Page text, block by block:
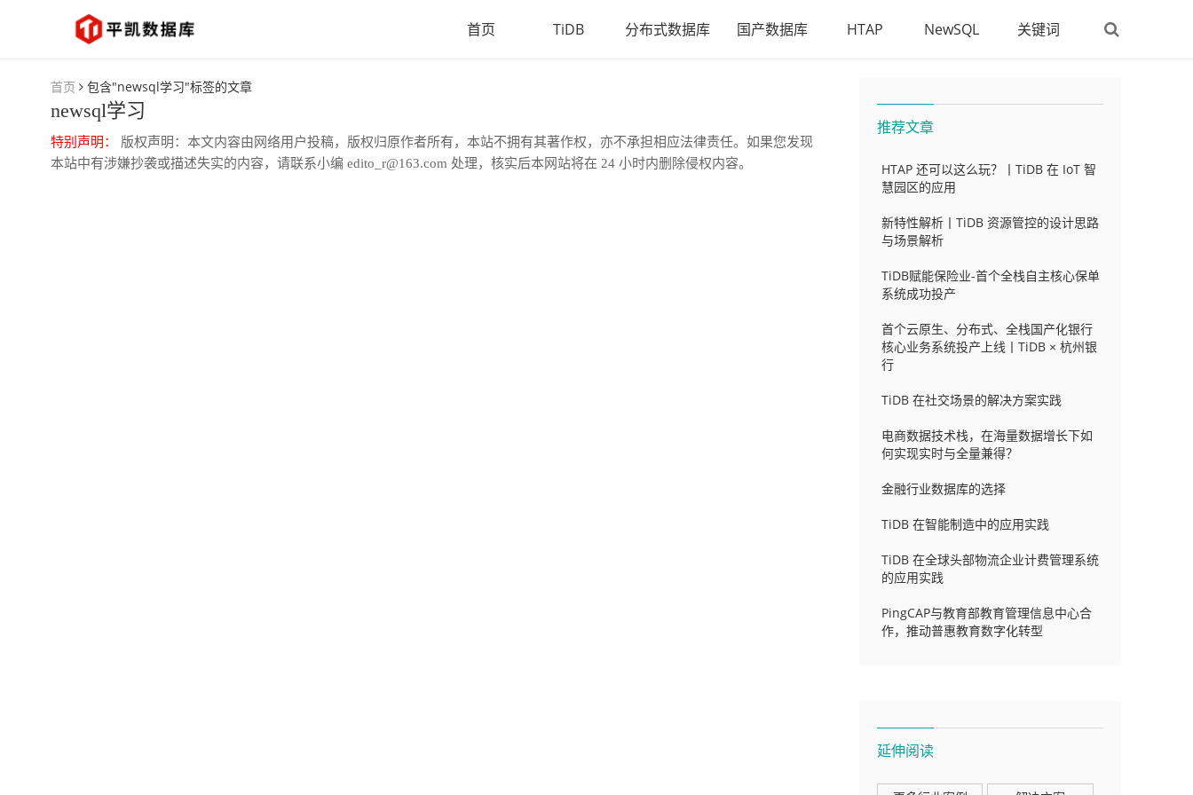
首页 TiDB 分布式数据库 国产数据库 HTAP NewSQL 关键词
首页 包含"newsql学习"标签的文章
newsql学习
特别声明：
版权声明：本文内容由网络用户投稿，版权归原作者所有，本站不拥有其著作权，亦不承担相应法律责任。如果您发现
本站中有涉嫌抄袭或描述失实的内容，请联系小编 edito_r@163.com 处理，核实后本网站将在 24 小时内删除侵权内容。
推荐文章
HTAP 还可以这么玩？丨TiDB 在 IoT 智
慧园区的应用
新特性解析丨TiDB 资源管控的设计思路
与场景解析
TiDB赋能保险业-首个全栈自主核心保单
系统成功投产
首个云原生、分布式、全栈国产化银行
核心业务系统投产上线丨TiDB × 杭州银
行
TiDB 在社交场景的解决方案实践
电商数据技术栈，在海量数据增长下如
何实现实时与全量兼得？
金融行业数据库的选择
TiDB 在智能制造中的应用实践
TiDB 在全球头部物流企业计费管理系统
的应用实践
PingCAP与教育部教育管理信息中心合
作，推动普惠教育数字化转型
延伸阅读